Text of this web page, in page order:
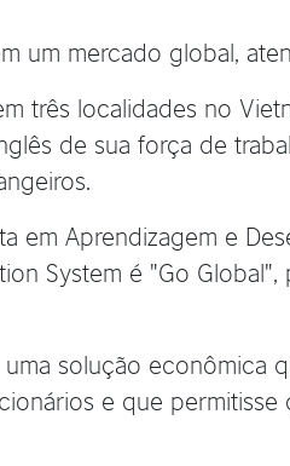
um mercado global,
três localidades no
de sua força de
em Aprendizagem e
System é "Go
solução econômica
e que